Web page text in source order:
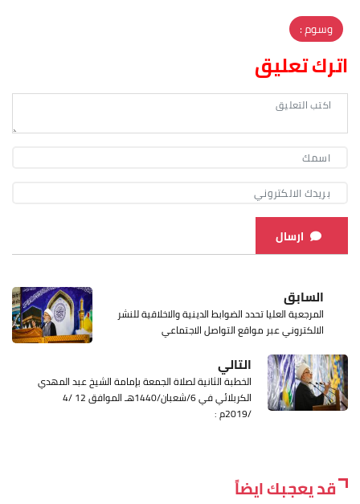
وسوم :
اترك تعليق
ارسال
السابق
المرجعية العليا تحدد الضوابط الدينية والاخلاقية للنشر
الالكتروني عبر مواقع التواصل الاجتماعي
التالي
الخطبة الثانية لصلاة الجمعة بإمامة الشيخ عبد المهدي
الكربلائي في 6/شعبان/1440هـ الموافق 12 /4
/2019م :
قد يعجبك ايضاً